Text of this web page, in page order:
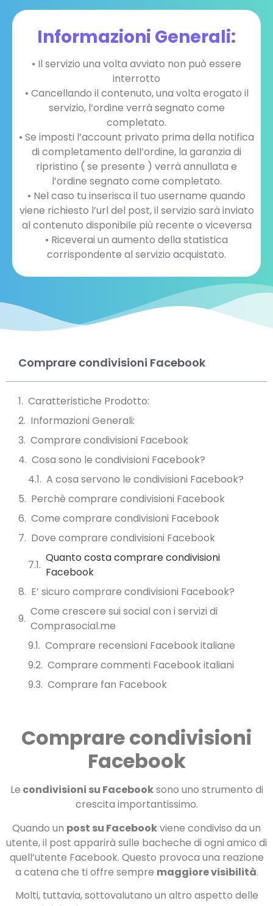
Informazioni Generali:
• Il servizio una volta avviato non può essere
interrotto
• Cancellando il contenuto, una volta erogato il
servizio, l’ordine verrà segnato come
completato.
• Se imposti l’account privato prima della notifica
di completamento dell’ordine, la garanzia di
ripristino ( se presente ) verrà annullata e
l’ordine segnato come completato.
• Nel caso tu inserisca il tuo username quando
viene richiesto l’url del post, il servizio sarà inviato
al contenuto disponibile più recente o viceversa
• Riceverai un aumento della statistica
corrispondente al servizio acquistato.
Comprare condivisioni Facebook
Caratteristiche Prodotto:
Informazioni Generali:
Comprare condivisioni Facebook
Cosa sono le condivisioni Facebook?
A cosa servono le condivisioni Facebook?
Perchè comprare condivisioni Facebook
Come comprare condivisioni Facebook
Dove comprare condivisioni Facebook
Quanto costa comprare condivisioni
Facebook
E’ sicuro comprare condivisioni Facebook?
Come crescere sui social con i servizi di
Comprasocial.me
Comprare recensioni Facebook italiane
Comprare commenti Facebook italiani
Comprare fan Facebook
Comprare condivisioni
Facebook
Le condivisioni su Facebooksono uno strumento di
crescita importantissimo.
Quando un post su Facebookviene condiviso da un
utente, il post apparirà sulle bacheche di ogni amico di
quell’utente Facebook. Questo provoca una reazione
a catena che ti offre sempre maggiore visibilità.
Molti, tuttavia, sottovalutano un altro aspetto delle